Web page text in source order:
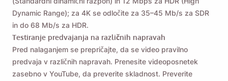
Dynamic Range); za 4K se odločite za 35–45 Mb/s za SDR
in do 68 Mb/s za HDR.
Testiranje predvajanja na različnih napravah
Pred nalaganjem se prepričajte, da se video pravilno
predvaja v različnih napravah. Prenesite videoposnetek
zasebno v YouTube, da preverite skladnost. Preverite